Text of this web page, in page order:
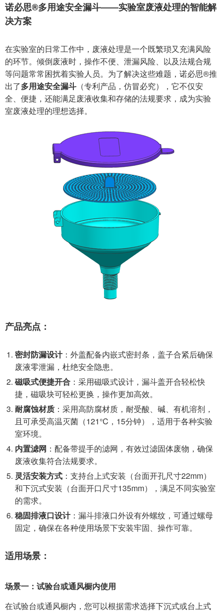
诺必思®多用途安全漏斗——实验室废液处理的智能解
决方案
在实验室的日常工作中，废液处理是一个既繁琐又充满风险
的环节。倾倒废液时，操作不便、泄漏风险、以及法规合规
等问题常常困扰着实验人员。为了解决这些难题，诺必思®推
出了多用途安全漏斗 （专利产品，仿冒必究），它不仅安
全、便捷，还能满足废液收集和存储的法规要求，成为实验
室废液处理的理想选择。
产品亮点：
密封防漏设计：外盖配备内嵌式密封条，盖子合紧后确保
废液零泄漏，杜绝安全隐患。
磁吸式便捷开合 ：采用磁吸式设计，漏斗盖开合轻松快
捷，磁吸块可轻松更换，操作更加高效。
耐腐蚀材质 ：采用高防腐材质，耐受酸、碱、有机溶剂，
且可承受高温灭菌（121°C，15分钟），适用于各种实验
室环境。
内置滤网 ：配备带提手的滤网，有效过滤固体废物，确保
废液收集符合法规要求。
灵活安装方式 ：支持台上式安装（台面开孔尺寸22mm）
和下沉式安装（台面开口尺寸135mm），满足不同实验室
的需求。
稳固排液口设计：漏斗排液口外设有外螺纹，可通过螺母
固定，确保在各种使用场景下安装牢固、操作可靠。
适用场景：
场景一：试验台或通风橱内使用
在试验台或通风橱内，您可以根据需求选择下沉式或台上式